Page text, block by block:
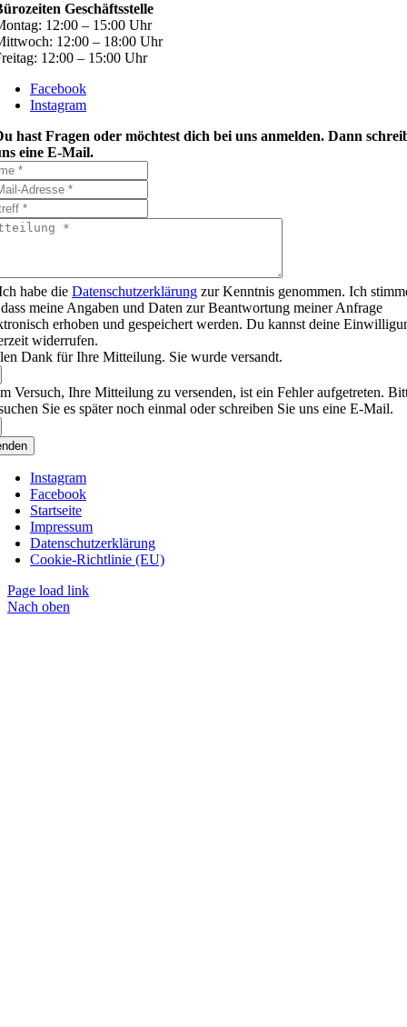
Geschäftsstelle
12:00 – 15:00 Uhr
12:00 – 18:00 Uhr
12:00 – 15:00 Uhr
Facebook
Instagram
hast Fragen oder möchtest dich bei uns anmelden. Dann
eine E-Mail.
habe die Datenschutzerklärung zur Kenntnis genommen. Ich
meine Angaben und Daten zur Beantwortung meiner Anfrage
erhoben und gespeichert werden. Du kannst deine
widerrufen.
Dank für Ihre Mitteilung. Sie wurde versandt.
Versuch, Ihre Mitteilung zu versenden, ist ein Fehler aufgetreten.
Sie es später noch einmal oder schreiben Sie uns eine E-Mail.
Instagram
Facebook
Startseite
Impressum
Datenschutzerklärung
Cookie-Richtlinie (EU)
Page load link
Nach oben